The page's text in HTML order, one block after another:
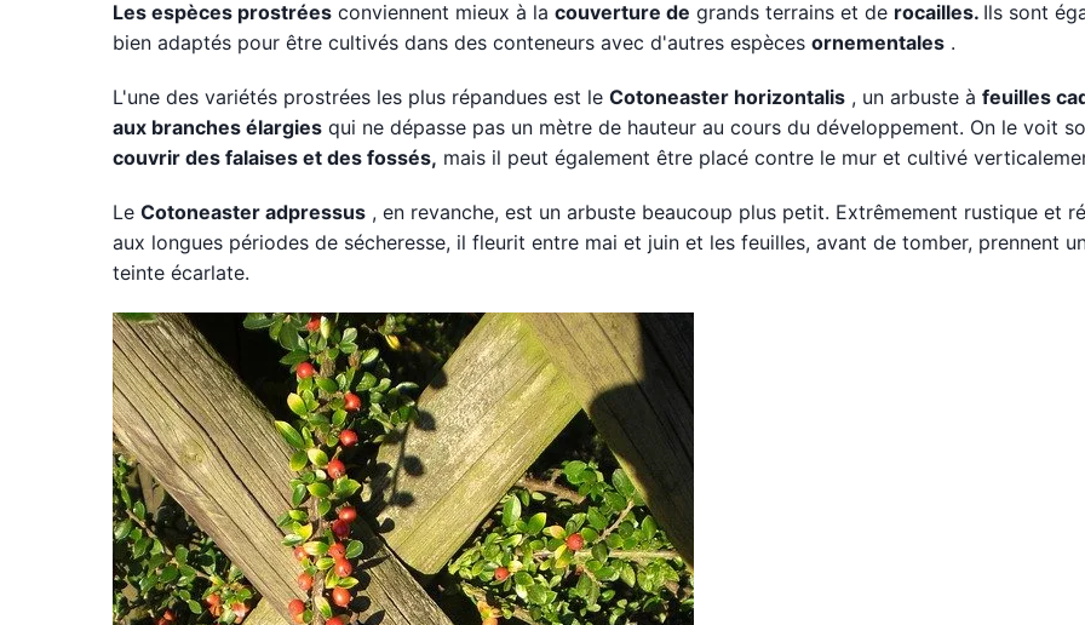
Les espèces prostrées conviennent mieux à la couverture de grands terrains et de rocailles. Ils sont
bien adaptés pour être cultivés dans des conteneurs avec d'autres espèces ornementales .
L'une des variétés prostrées les plus répandues est le Cotoneaster horizontalis , un arbuste à feuilles
aux branches élargies qui ne dépasse pas un mètre de hauteur au cours du développement. On le voit
couvrir des falaises et des fossés, mais il peut également être placé contre le mur et cultivé
Le Cotoneaster adpressus , en revanche, est un arbuste beaucoup plus petit. Extrêmement rustique et
aux longues périodes de sécheresse, il fleurit entre mai et juin et les feuilles, avant de tomber, prennent
teinte écarlate.